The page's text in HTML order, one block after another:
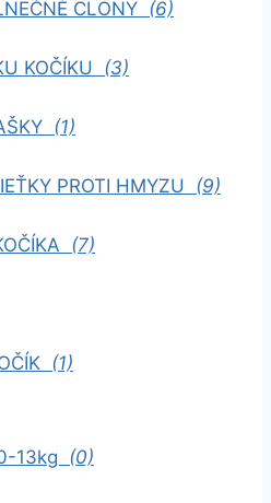
CLONY (6)
KOČÍKU (3)
(1)
PROTI HMYZU (9)
(7)
(1)
13kg (0)